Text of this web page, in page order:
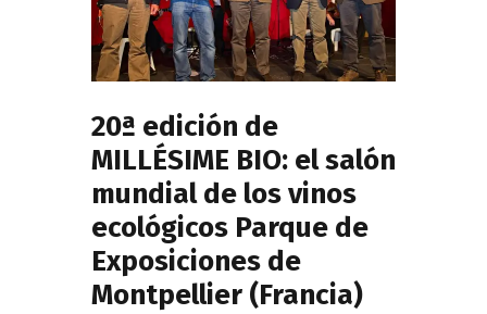
20ª edición de
MILLÉSIME BIO: el salón
mundial de los vinos
ecológicos Parque de
Exposiciones de
Montpellier (Francia)